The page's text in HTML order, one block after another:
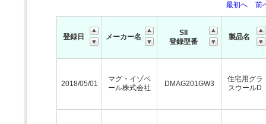
最初へ 前
登録日 メーカー名
SII
登録型番
製品名
2018/05/01
マグ・イゾベ
ール株式会社
DMAG201GW3
住宅用グラ
スウールD